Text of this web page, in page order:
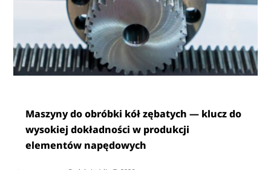
Maszyny do obróbki kół zębatych — klucz do
wysokiej dokładności w produkcji
elementów napędowych